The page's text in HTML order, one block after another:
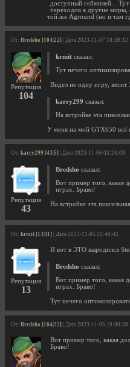
доступный геймплей... Тут
переходов в другие миры,
той же Aground (но и там
От: Bredsho [104|22] | Дата 2023-11-07 18:39:12
Репутация
104
krmit сказал:
Тут нечего
Видел не одну игру, весит
karry299 сказал:
На встройке эта
У меня на мой GTX650 всё
От: karry299 [43|5] | Дата 2023-11-06 03:24:09
Репутация
43
Bredsho сказал:
Вот пример того, какая
играх. Браво!
На встройке эта
От: krmit [13|11] | Дата 2023-11-05 20:40:42
Репутация
13
И вот в ЭТО выродился
Bredsho сказал:
Вот пример того, какая
играх. Браво!
Тут нечего
От: Bredsho [104|22] | Дата 2023-11-05 19:00:38
Вот пример того, какая
Браво!